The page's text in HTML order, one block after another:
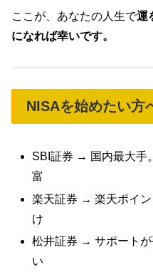
ここが、あなたの人生で運
になれば幸いです。
NISAを始めたい
SBI証券 → 国内最大手
富
楽天証券 → 楽天ポイ
け
松井証券 → サポート
い